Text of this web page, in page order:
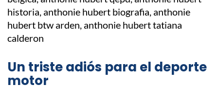
Un triste adiós para el deporte
motor